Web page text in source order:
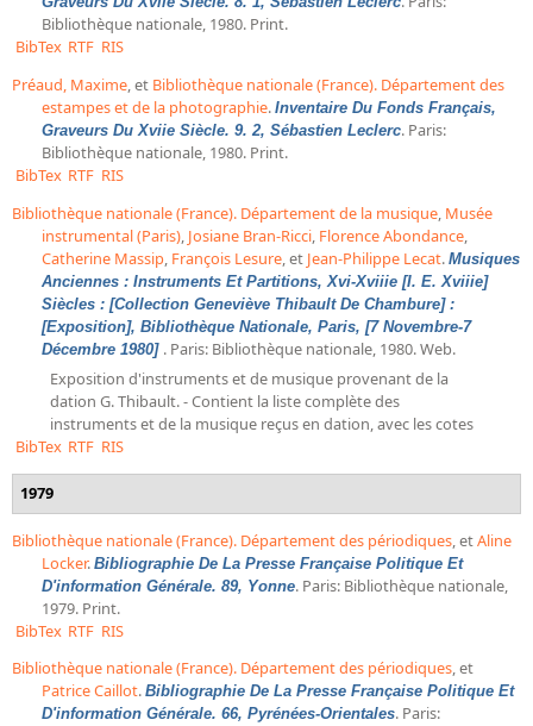
Bibliothèque nationale, 1980. Print.
BibTex RTF RIS
Préaud, Maxime, et Bibliothèque nationale (France). Département des
estampes et de la photographie. Inventaire Du Fonds Français,
Graveurs Du Xviie Siècle. 9. 2, Sébastien Leclerc. Paris:
Bibliothèque nationale, 1980. Print.
BibTex RTF RIS
Bibliothèque nationale (France). Département de la musique, Musée
instrumental (Paris), Josiane Bran-Ricci, Florence Abondance,
Catherine Massip, François Lesure, et Jean-Philippe Lecat. Musiques
Anciennes : Instruments Et Partitions, Xvi-Xviiie [I. E. Xviiie]
Siècles : [Collection Geneviève Thibault De Chambure] :
[Exposition], Bibliothèque Nationale, Paris, [7 Novembre-7
Décembre 1980] . Paris: Bibliothèque nationale, 1980. Web.
Exposition d'instruments et de musique provenant de la
dation G. Thibault. - Contient la liste complète des
instruments et de la musique reçus en dation, avec les cotes
BibTex RTF RIS
1979
Bibliothèque nationale (France). Département des périodiques, etAline
Locker. Bibliographie De La Presse Française Politique Et
D'information Générale. 89, Yonne. Paris: Bibliothèque nationale,
1979. Print.
BibTex RTF RIS
Bibliothèque nationale (France). Département des périodiques, et
Patrice Caillot. Bibliographie De La Presse Française Politique Et
D'information Générale. 66, Pyrénées-Orientales. Paris: